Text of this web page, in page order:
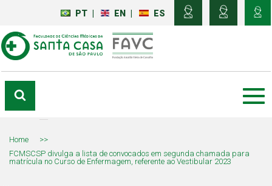
PT EN ES
Home
>>
FCMSCSP divulga a lista de convocados em segunda chamada para
matrícula no Curso de Enfermagem, referente ao Vestibular 2023